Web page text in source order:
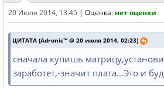
20 Июля 2014, 13:45 | Оценка: нет оценки
ЦИТАТА (Adronic™ @ 20 июля 2014, 02:23)
сначала купишь
заработет,-значит плата...Это и